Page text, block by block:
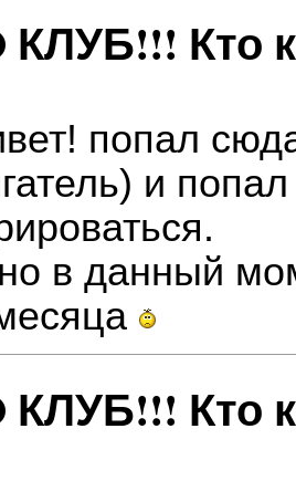
КЛУБ!!! Кто
попал
и
в данный
КЛУБ!!! Кто